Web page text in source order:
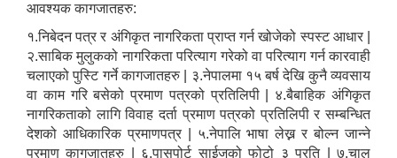
आवश्यक कागजातहरु:
१.निबेदन पत्र र अंगिकृत नागरिकता प्राप्त गर्न खोजेको स्पस्ट आधार |
२.साबिक मुलुकको नागरिकता परित्याग गरेको वा परित्याग गर्न कारवाही
चलाएको पुस्टि गर्ने कागजातहरु | ३.नेपालमा १५ बर्ष देखि कुनै व्यवसाय
वा काम गरि बसेको प्रमाण पत्रको प्रतिलिपी | ४.बैबाहिक अंगिकृत
नागरिकताको लागि विवाह दर्ता प्रमाण पत्रको प्रतिलिपी र सम्बन्धित
देशको आधिकारिक प्रमाणपत्र | ५.नेपालि भाषा लेख्न र बोल्न जान्ने
प्रमाण कागजातहरु | ६.पासपोर्ट साईजको फोटो ३ प्रति | ७.चालु